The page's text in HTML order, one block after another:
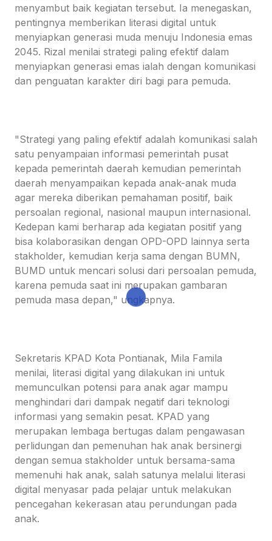
menyambut baik kegiatan tersebut. Ia menegaskan,
pentingnya memberikan literasi digital untuk
menyiapkan generasi muda menuju Indonesia emas
2045. Rizal menilai strategi paling efektif dalam
menyiapkan generasi emas ialah dengan komunikasi
dan penguatan karakter diri bagi para pemuda.
"Strategi yang paling efektif adalah komunikasi salah
satu penyampaian informasi pemerintah pusat
kepada pemerintah daerah kemudian pemerintah
daerah menyampaikan kepada anak-anak muda
agar mereka diberikan pemahaman positif, baik
persoalan regional, nasional maupun internasional.
Kedepan kami berharap ada kegiatan positif yang
bisa kolaborasikan dengan OPD-OPD lainnya serta
stakholder, kemudian kerja sama dengan BUMN,
BUMD untuk mencari solusi dari persoalan pemuda,
karena pemuda saat ini merupakan gambaran
pemuda masa depan," ungkapnya.
Sekretaris KPAD Kota Pontianak, Mila Famila
menilai, literasi digital yang dilakukan ini untuk
memunculkan potensi para anak agar mampu
menghindari dari dampak negatif dari teknologi
informasi yang semakin pesat. KPAD yang
merupakan lembaga bertugas dalam pengawasan
perlidungan dan pemenuhan hak anak bersinergi
dengan semua stakholder untuk bersama-sama
memenuhi hak anak, salah satunya melalui literasi
digital menyasar pada pelajar untuk melakukan
pencegahan kekerasan atau perundungan pada
anak.